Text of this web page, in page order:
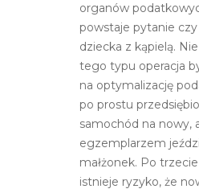
organów
powstaje pytanie
dziecka z kąpielą.
tego typu operacja
na optymalizację
po prostu
samochód na nowy,
egzemplarzem
małżonek. Po
istnieje ryzyko, że